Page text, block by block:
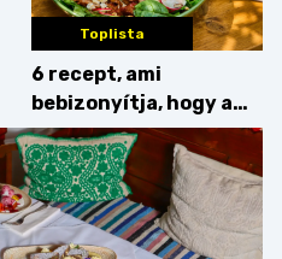
Toplista
6 recept, ami
bebizonyítja, hogy a
barack húsok mellé is
zseniális